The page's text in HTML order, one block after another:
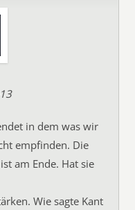
in dem was wir
empfinden. Die
am Ende. Hat sie
Wie sagte Kant